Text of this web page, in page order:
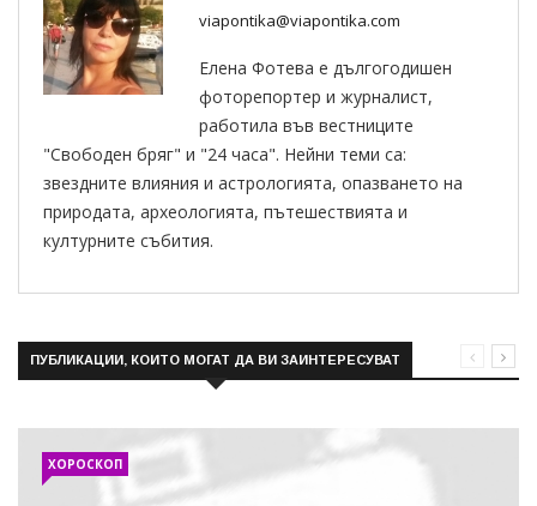
viapontika@viapontika.com
Елена Фотева е дългогодишен
фоторепортер и журналист,
работила във вестниците
"Свободен бряг" и "24 часа". Нейни теми са:
звездните влияния и астрологията, опазването на
природата, археологията, пътешествията и
културните събития.
ПУБЛИКАЦИИ, КОИТО МОГАТ ДА ВИ ЗАИНТЕРЕСУВАТ
ХОРОСКОП